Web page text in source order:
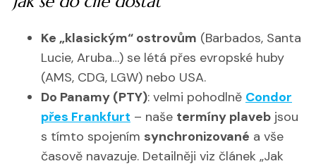
Ke „klasickým“ ostrovům (Barbados, Santa
Lucie, Aruba…) se létá přes evropské huby
(AMS, CDG, LGW) nebo USA.
Do Panamy (PTY): velmi pohodlně Condor
přes Frankfurt – naše termíny plaveb jsou
s tímto spojením synchronizované a vše
časově navazuje. Detailněji viz článek „Jak